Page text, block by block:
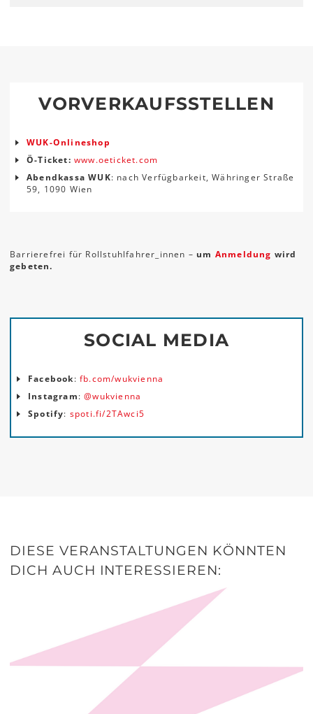
VORVERKAUFSSTELLEN
WUK-Onlineshop
Ö-Ticket: www.oeticket.com
Abendkassa WUK: nach Verfügbarkeit, Währinger Straße
59, 1090 Wien
Barrierefrei für Rollstuhlfahrer_innen – um Anmeldung wird
gebeten.
SOCIAL MEDIA
Facebook:fb.com/wukvienna
Instagram:@wukvienna
Spotify: spoti.fi/2TAwci5
DIESE VERANSTALTUNGEN KÖNNTEN
DICH AUCH INTERESSIEREN: